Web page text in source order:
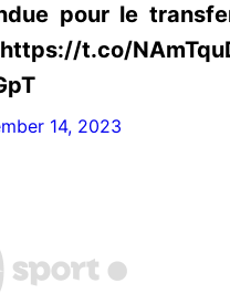
pour le
14, 2023